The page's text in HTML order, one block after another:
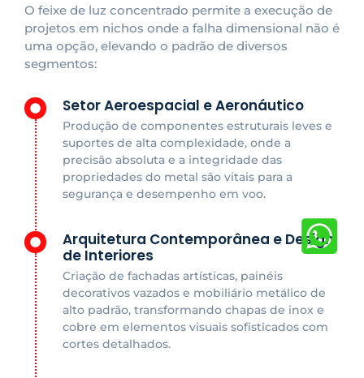
O feixe de luz concentrado permite a execução de
projetos em nichos onde a falha dimensional não é
uma opção, elevando o padrão de diversos
segmentos:
Setor Aeroespacial e Aeronáutico
Produção de componentes estruturais leves e
suportes de alta complexidade, onde a
precisão absoluta e a integridade das
propriedades do metal são vitais para a
segurança e desempenho em voo.
Arquitetura Contemporânea e Design
de Interiores
Criação de fachadas artísticas, painéis
decorativos vazados e mobiliário metálico de
alto padrão, transformando chapas de inox e
cobre em elementos visuais sofisticados com
cortes detalhados.